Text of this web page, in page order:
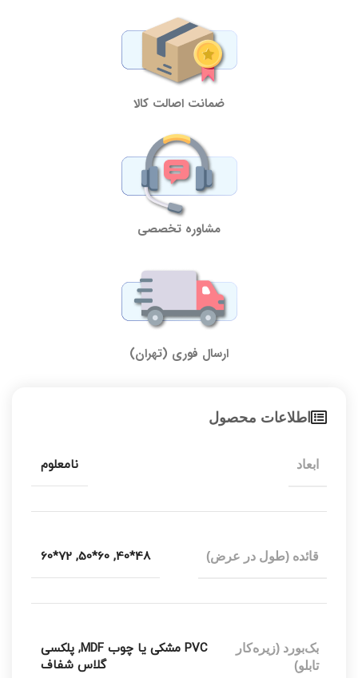
ضمانت اصالت کالا
مشاوره تخصصی
ارسال فوری (تهران)
اطلاعات محصول
ابعاد نامعلوم
قائده (طول در عرض) 48*40
,
60*50
,
72*60
بک‌بورد (زیره‌کار
تابلو)
PVC مشکی یا چوب MDF , پلکسی
گلاس شفاف